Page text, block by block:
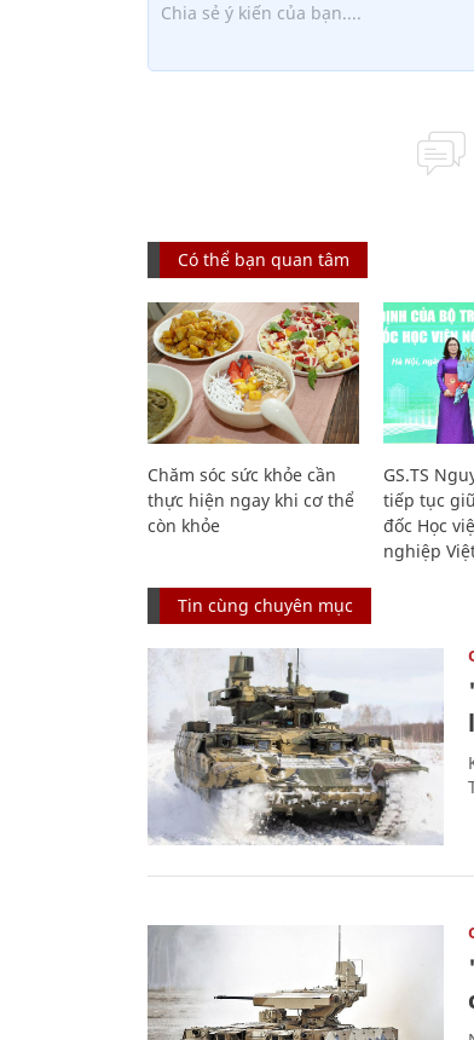
Có thể bạn quan tâm
Chăm sóc sức khỏe cần
thực hiện ngay khi cơ thể
còn khỏe
GS.TS
tiếp tục
đốc Học
nghiệp
Tin cùng chuyên mục